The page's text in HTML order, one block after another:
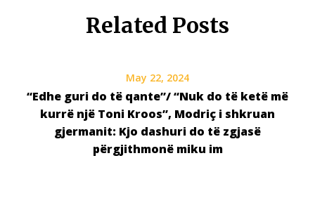
Related Posts
May 22, 2024
“Edhe guri do të qante”/ “Nuk do të ketë më
kurrë një Toni Kroos”, Modriç i shkruan
gjermanit: Kjo dashuri do të zgjasë
përgjithmonë miku im